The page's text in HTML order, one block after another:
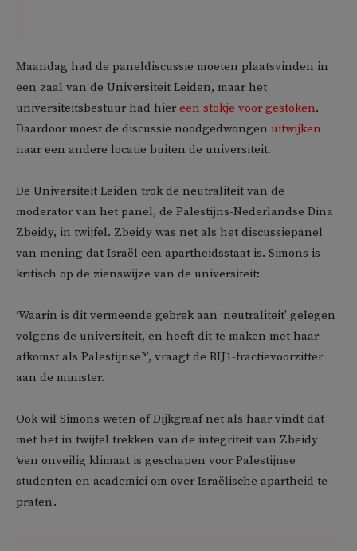
Maandag had de paneldiscussie moeten plaatsvinden in
een zaal van de Universiteit Leiden, maar het
universiteitsbestuur had hier een stokje voor gestoken.
Daardoor moest de discussie noodgedwongen uitwijken
naar een andere locatie buiten de universiteit.
De Universiteit Leiden trok de neutraliteit van de
moderator van het panel, de Palestijns-Nederlandse Dina
Zbeidy, in twijfel. Zbeidy was net als het discussiepanel
van mening dat Israël een apartheidsstaat is. Simons is
kritisch op de zienswijze van de universiteit:
‘Waarin is dit vermeende gebrek aan ‘neutraliteit’ gelegen
volgens de universiteit, en heeft dit te maken met haar
afkomst als Palestijnse?’, vraagt de BIJ1-fractievoorzitter
aan de minister.
Ook wil Simons weten of Dijkgraaf net als haar vindt dat
met het in twijfel trekken van de integriteit van Zbeidy
‘een onveilig klimaat is geschapen voor Palestijnse
studenten en academici om over Israëlische apartheid te
praten’.